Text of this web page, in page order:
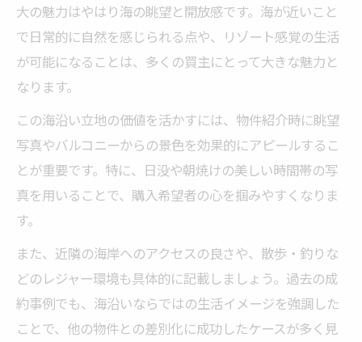
大の魅力はやはり海の眺望と開放感です。海が近いこと
で日常的に自然を感じられる点や、リゾート感覚の生活
が可能になることは、多くの買主にとって大きな魅力と
なります。
この海沿い立地の価値を活かすには、物件紹介時に眺望
写真やバルコニーからの景色を効果的にアピールするこ
とが重要です。特に、日没や朝焼けの美しい時間帯の写
真を用いることで、購入希望者の心を掴みやすくなりま
す。
また、近隣の海岸へのアクセスの良さや、散歩・釣りな
どのレジャー環境も具体的に記載しましょう。過去の成
約事例でも、海沿いならではの生活イメージを強調した
ことで、他の物件との差別化に成功したケースが多く見